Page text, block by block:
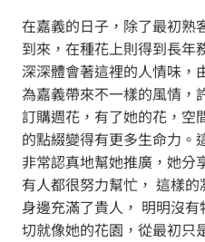
在嘉義的日子，除了最初熟
到來，在種花上則得到長年
深深體會著這裡的人情味，
為嘉義帶來不一樣的風情，
訂購週花，有了她的花，空
的點綴變得有更多生命力。
非常認真地幫她推廣，她分
有人都很努力幫忙， 這樣
身邊充滿了貴人， 明明沒
切就像她的花園，從最初只